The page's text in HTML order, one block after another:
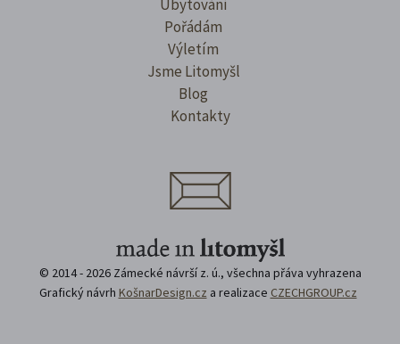
Ubytování
Pořádám
Výletím
Jsme Litomyšl
Blog
Kontakty
© 2014 - 2026 Zámecké návrší z. ú., všechna přáva vyhrazena
Grafický návrh KošnarDesign.cz a realizace CZECHGROUP.cz